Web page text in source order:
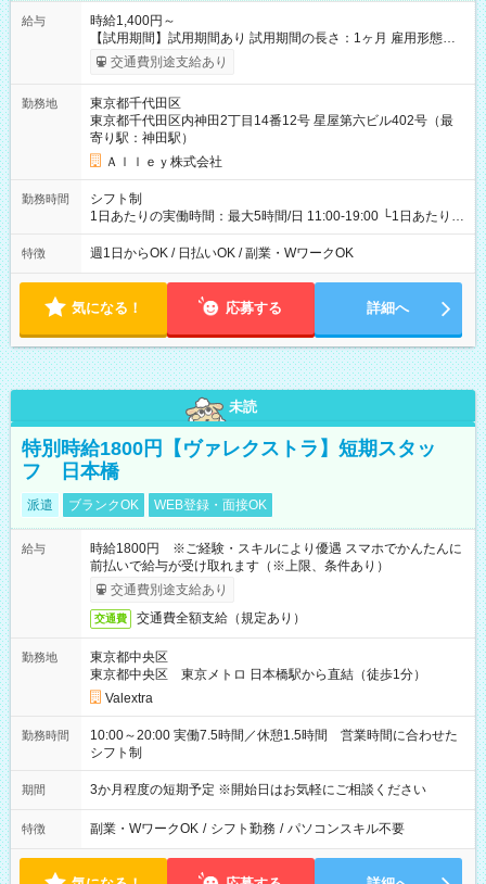
給与
時給1,400円～
【試用期間】試用期間あり 試用期間の長さ：1ヶ月 雇用形態、
給与は本採用時と同じです。
交通費別途支給あり
勤務地
東京都千代田区
東京都千代田区内神田2丁目14番12号 星屋第六ビル402号（最
寄り駅：神田駅）
Ａｌｌｅｙ株式会社
勤務時間
シフト制
1日あたりの実働時間：最大5時間/日 11:00-19:00 └1日あたりの
実働時間：1-5時間 └上記の時間帯内であれば、いつでも勤務可
能！ └平日・土曜日の中で、お好きな曜日でご勤務いただけま
18:00 などのように、自由な働き方が可能なお仕事です！
特徴 週1日からOK / 日払いOK / 副業・WワークOK
気になる！ 応募する 詳細へ
未読
特別時給1800円【ヴァレクストラ】短期スタッ
フ 日本橋
派遣 ブランクOK WEB登録・面接OK
給与
時給1800円 ※ご経験・スキルにより優遇 スマホでかんたんに
前払いで給与が受け取れます（※上限、条件あり）
交通費別途支給あり
交通費 交通費全額支給（規定あり）
勤務地
東京都中央区
東京都中央区 東京メトロ 日本橋駅から直結（徒歩1分）
Valextra
勤務時間
10:00～20:00 実働7.5時間／休憩1.5時間 営業時間に合わせた
シフト制
期間 3か月程度の短期予定 ※開始日はお気軽にご相談ください
特徴 副業・WワークOK / シフト勤務 / パソコンスキル不要